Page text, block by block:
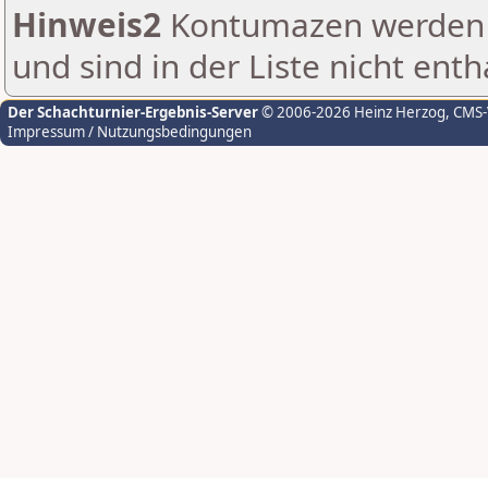
Hinweis2 Kontumazen
und sind in der Liste nicht
Der Schachturnier-Ergebnis-Server© 2006-2026 Heinz Herzog,
Impressum / Nutzungsbedingungen